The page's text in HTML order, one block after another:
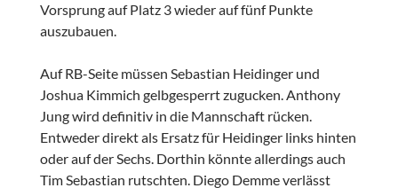
Vorsprung auf Platz 3 wieder auf fünf Punkte
auszubauen.
Auf RB-Seite müssen Sebastian Heidinger und
Joshua Kimmich gelbgesperrt zugucken. Anthony
Jung wird definitiv in die Mannschaft rücken.
Entweder direkt als Ersatz für Heidinger links hinten
oder auf der Sechs. Dorthin könnte allerdings auch
Tim Sebastian rutschten. Diego Demme verlässt